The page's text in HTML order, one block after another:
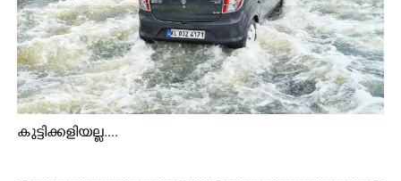
കുട്ടിക്കളിയല്ല....